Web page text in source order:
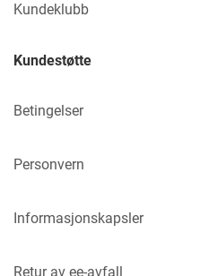
Kundeklubb
Kundestøtte
Betingelser
Personvern
Informasjonskapsler
Retur av ee-avfall